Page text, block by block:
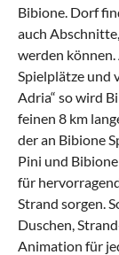
Bibione. Dorf
auch
werden
Spielplätze und
Adria“ so wird
feinen 8 km
der an Bibione
Pini und
für
Strand sorgen.
Duschen,
Animation für